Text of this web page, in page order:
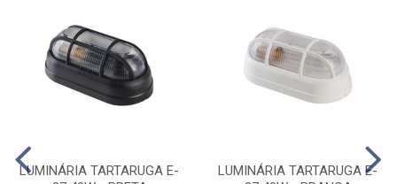
LUMINÁRIA TARTARUGA E-
LUMINÁRIA TARTARUGA E-